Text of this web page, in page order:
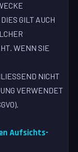
GILT AUCH
WENN SIE
NICHT
VERWENDET
Aufsichts­